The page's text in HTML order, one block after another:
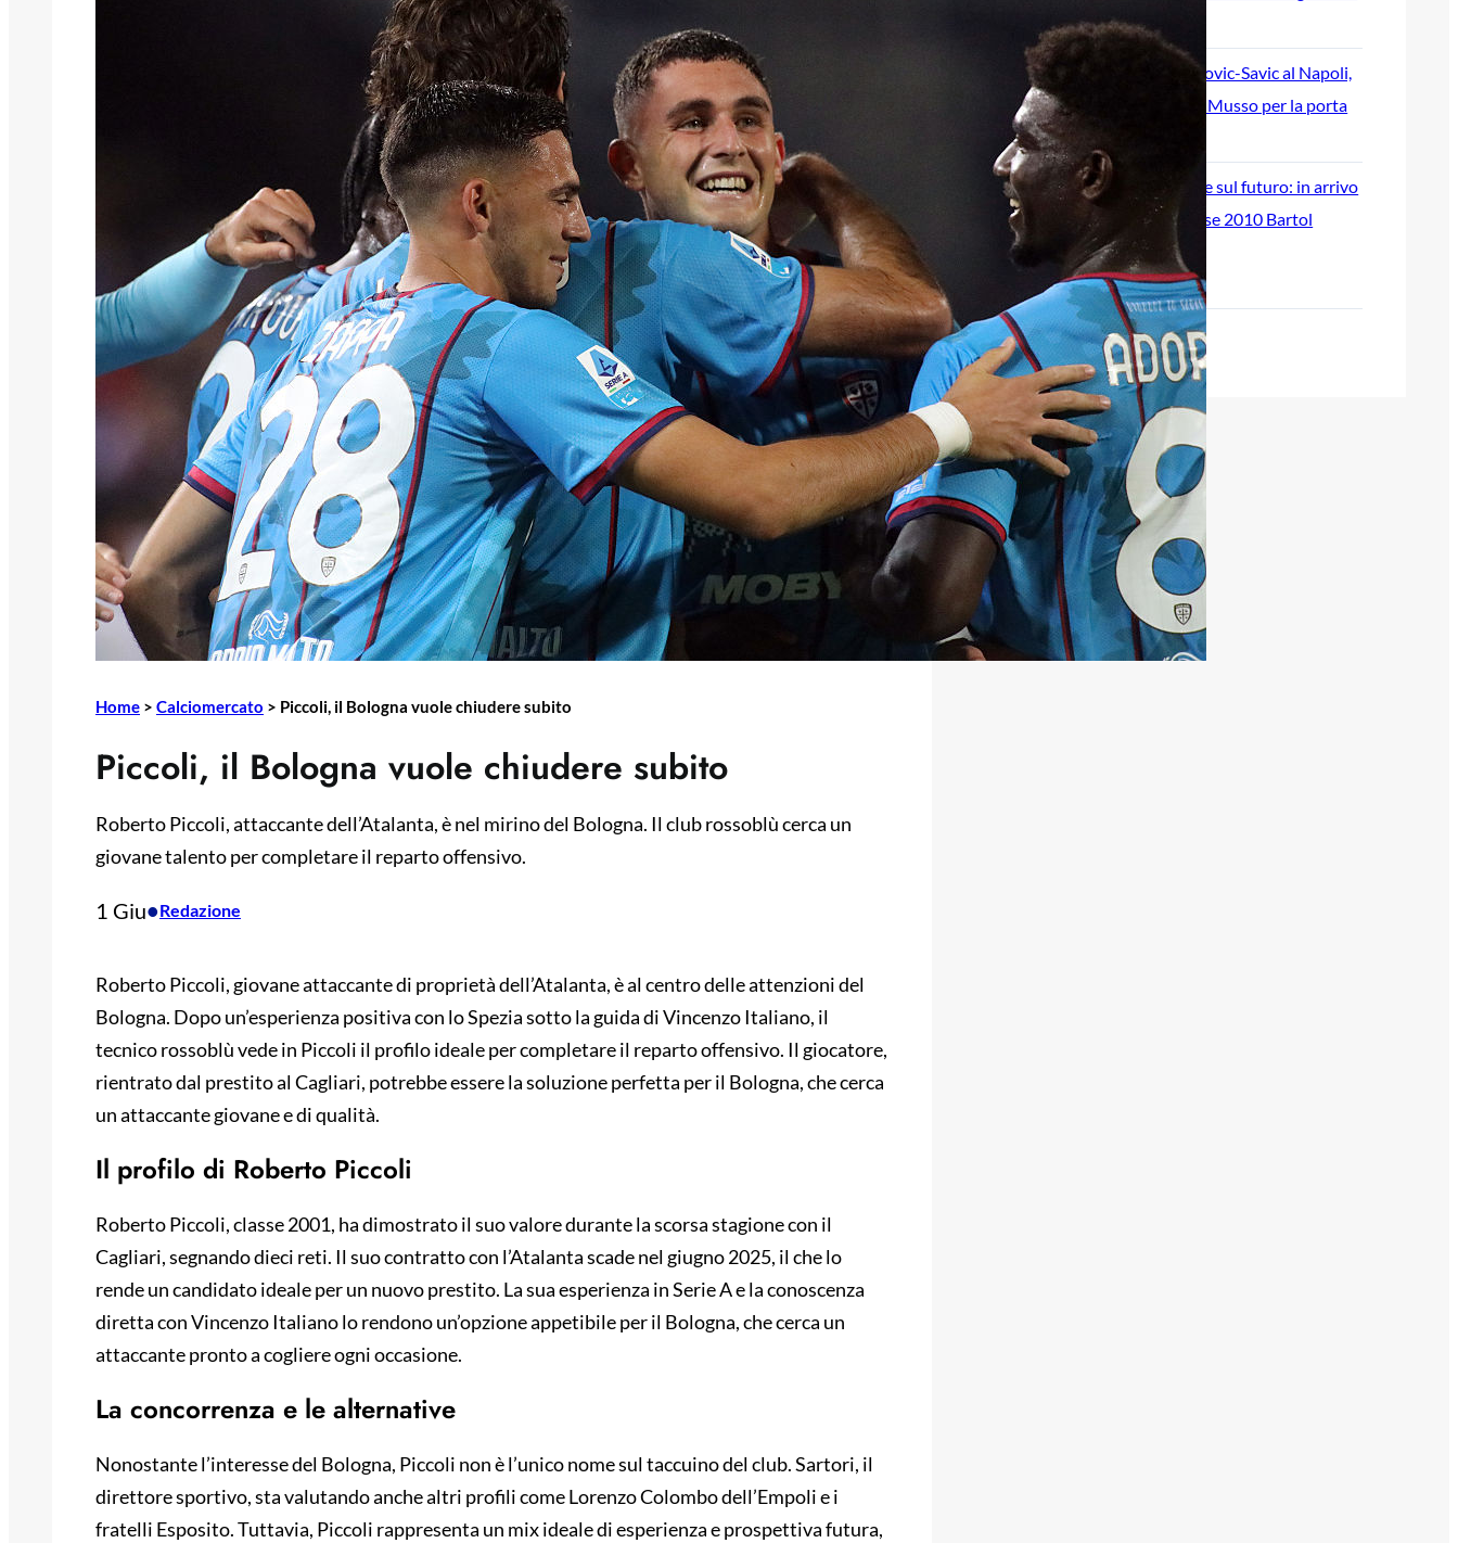
Home > Calciomercato > Piccoli, il Bologna vuole chiudere subito
Piccoli, il Bologna vuole chiudere subito
Roberto Piccoli, attaccante dell’Atalanta, è nel mirino del Bologna. Il club rossoblù cerca un
giovane talento per completare il reparto offensivo.
1 Giu•Redazione
Roberto Piccoli, giovane attaccante di proprietà dell’Atalanta, è al centro delle attenzioni del
Bologna. Dopo un’esperienza positiva con lo Spezia sotto la guida di Vincenzo Italiano, il
tecnico rossoblù vede in Piccoli il profilo ideale per completare il reparto offensivo. Il giocatore,
rientrato dal prestito al Cagliari, potrebbe essere la soluzione perfetta per il Bologna, che cerca
un attaccante giovane e di qualità.
Il profilo di Roberto Piccoli
Roberto Piccoli, classe 2001, ha dimostrato il suo valore durante la scorsa stagione con il
Cagliari, segnando dieci reti. Il suo contratto con l’Atalanta scade nel giugno 2025, il che lo
rende un candidato ideale per un nuovo prestito. La sua esperienza in Serie A e la conoscenza
diretta con Vincenzo Italiano lo rendono un’opzione appetibile per il Bologna, che cerca un
attaccante pronto a cogliere ogni occasione.
La concorrenza e le alternative
Nonostante l’interesse del Bologna, Piccoli non è l’unico nome sul taccuino del club. Sartori, il
direttore sportivo, sta valutando anche altri profili come Lorenzo Colombo dell’Empoli e i
fratelli Esposito. Tuttavia, Piccoli rappresenta un mix ideale di esperienza e prospettiva futura,
7 Agosto 2026
Addio di Milinkovic-Savic al Napoli,
spunta l’ipotesi Musso per la porta
7 Agosto 2026
Atalanta investe sul futuro: in arrivo
il difensore classe 2010 Bartol
Levacic
7 Agosto 2026